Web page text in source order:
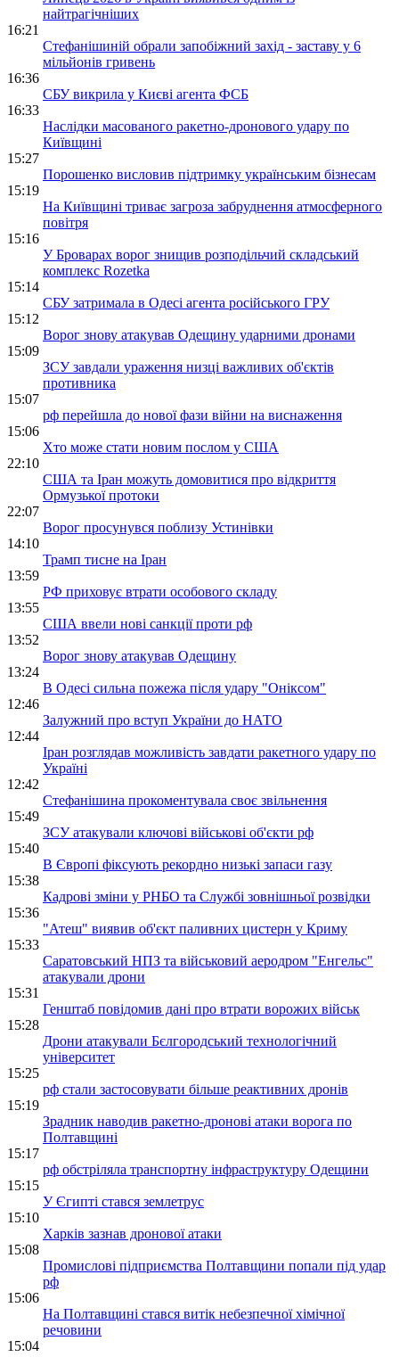
найтрагічніших
16:21
Стефанішиній обрали запобіжний захід - заставу у 6
мільйонів гривень
16:36
СБУ викрила у Києві агента ФСБ
16:33
Наслідки масованого ракетно-дронового удару по
Київщині
15:27
Порошенко висловив підтримку українським бізнесам
15:19
На Київщині триває загроза забруднення атмосферного
повітря
15:16
У Броварах ворог знищив розподільчий складський
комплекс Rozetka
15:14
СБУ затримала в Одесі агента російського ГРУ
15:12
Ворог знову атакував Одещину ударними дронами
15:09
ЗСУ завдали ураження низці важливих об'єктів
противника
15:07
рф перейшла до нової фази війни на виснаження
15:06
Хто може стати новим послом у США
22:10
США та Іран можуть домовитися про відкриття
Ормузької протоки
22:07
Ворог просунувся поблизу Устинівки
14:10
Трамп тисне на Іран
13:59
РФ приховує втрати особового складу
13:55
США ввели нові санкції проти рф
13:52
Ворог знову атакував Одещину
13:24
В Одесі сильна пожежа після удару "Оніксом"
12:46
Залужний про вступ України до НАТО
12:44
Іран розглядав можливість завдати ракетного удару по
Україні
12:42
Стефанішина прокоментувала своє звільнення
15:49
ЗСУ атакували ключові військові об'єкти рф
15:40
В Європі фіксують рекордно низькі запаси газу
15:38
Кадрові зміни у РНБО та Службі зовнішньої розвідки
15:36
"Атеш" виявив об'єкт паливних цистерн у Криму
15:33
Саратовський НПЗ та військовий аеродром "Енгельс"
атакували дрони
15:31
Генштаб повідомив дані про втрати ворожих військ
15:28
Дрони атакували Бєлгородський технологічний
університет
15:25
рф стали застосовувати більше реактивних дронів
15:19
Зрадник наводив ракетно-дронові атаки ворога по
Полтавщині
15:17
рф обстріляла транспортну інфраструктуру Одещини
15:15
У Єгипті стався землетрус
15:10
Харків зазнав дронової атаки
15:08
Промислові підприємства Полтавщини попали під удар
рф
15:06
На Полтавщині стався витік небезпечної хімічної
речовини
15:04